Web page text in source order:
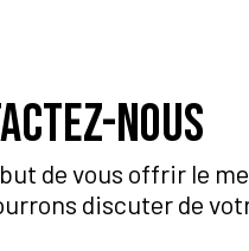
nous
but de vous offrir le
discuter de